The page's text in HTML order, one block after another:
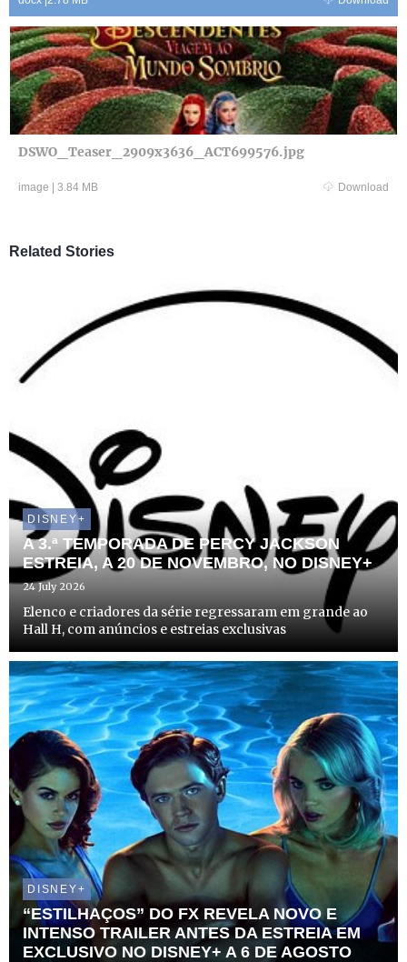
DSWO_Teaser_2909x3636_ACT699576.jpg
image | 3.84 MB Download
Related Stories
DISNEY+
A 3.ª TEMPORADA DE PERCY JACKSON
ESTREIA, A 20 DE NOVEMBRO, NO DISNEY+
24 July 2026
Elenco e criadores da série regressaram em grande ao
Hall H, com anúncios e estreias exclusivas
DISNEY+
“ESTILHAÇOS” DO FX REVELA NOVO E
INTENSO TRAILER ANTES DA ESTREIA EM
EXCLUSIVO NO DISNEY+ A 6 DE AGOSTO